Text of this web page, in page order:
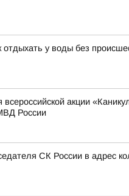
отдыхать у воды без
всероссийской акции
России
СК России в адрес